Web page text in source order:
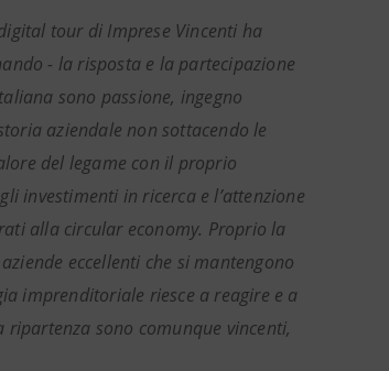
tour di Imprese Vincenti ha
- la risposta e la partecipazione
sono passione, ingegno
aziendale non sottacendo le
del legame con il proprio
investimenti in ricerca e l’attenzione
alla circular economy. Proprio la
eccellenti che si mantengono
imprenditoriale riesce a reagire e a
sono comunque vincenti,